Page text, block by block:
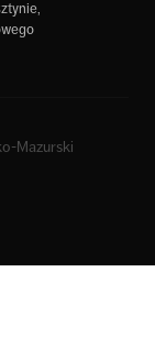
Mazurski